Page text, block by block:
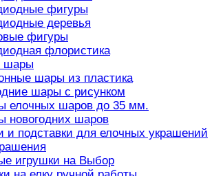
фигуры
деревья
фигуры
флористика
шары
шары из пластика
шары с рисунком
елочных шаров до 35 мм.
новогодних шаров
и подставки для елочных украшений
игрушки на Выбор